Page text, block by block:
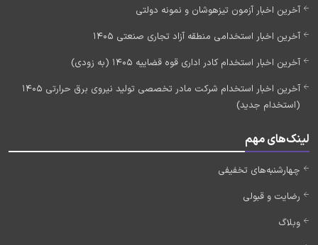
آخرین اخبار آزمون تیزهوشان و نمونه دولتی
آخرین اخبار استخدامی منطقه آزاد تجاری صنعتی 1405
آخرین اخبار استخدام کادر اداری قوه قضاییه 1405 (به زودی)
آخرین اخبار استخدام شرکت مادر تخصصی تولید نیروی برق حرارتی 1405
(استخدام جدید)
لینک‌های مهم
چهارشنبه‌های تخفیفی
رضایت و قبولی
وبلاگ